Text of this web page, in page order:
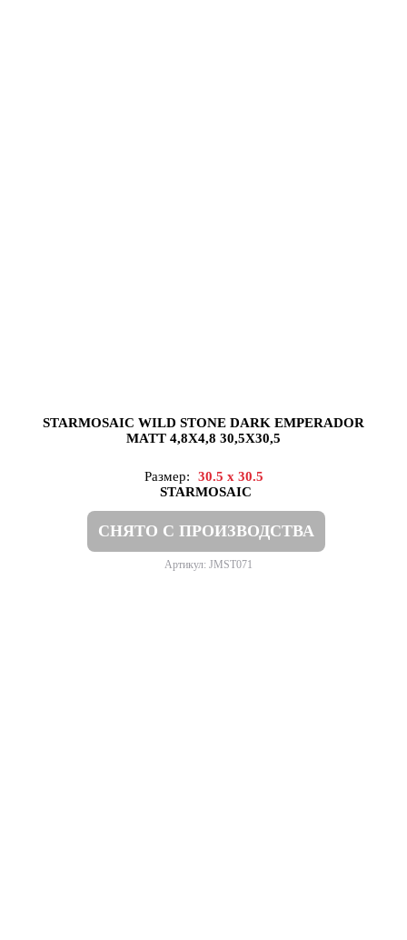
STARMOSAIC WILD STONE DARK EMPERADOR
MATT 4,8X4,8 30,5X30,5
Размер:
30.5 x 30.5
STARMOSAIC
СНЯТО С ПРОИЗВОДСТВА
Артикул: JMST071